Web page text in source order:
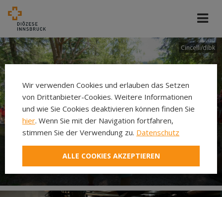
Cincelli/dibk
Neuer Pilgerweg Via
Laudato si’
Wir verwenden Cookies und erlauben das Setzen
von Drittanbieter-Cookies. Weitere Informationen
und wie Sie Cookies deaktivieren können finden Sie
hier. Wenn Sie mit der Navigation fortfahren,
stimmen Sie der Verwendung zu. Datenschutz
ALLE COOKIES AKZEPTIEREN